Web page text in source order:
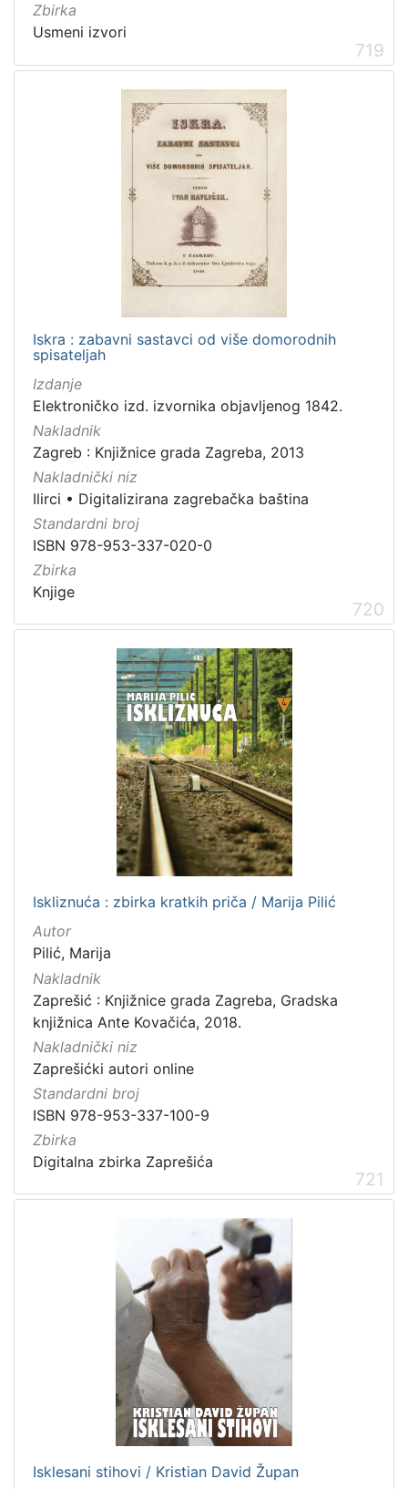
Zbirka
Usmeni izvori
719
Iskra : zabavni sastavci od više domorodnih
spisateljah
Izdanje
Elektroničko izd. izvornika objavljenog 1842.
Nakladnik
Zagreb : Knjižnice grada Zagreba, 2013
Nakladnički niz
Ilirci • Digitalizirana zagrebačka baština
Standardni broj
ISBN 978-953-337-020-0
Zbirka
Knjige
720
Iskliznuća : zbirka kratkih priča / Marija Pilić
Autor
Pilić, Marija
Nakladnik
Zaprešić : Knjižnice grada Zagreba, Gradska
knjižnica Ante Kovačića, 2018.
Nakladnički niz
Zaprešićki autori online
Standardni broj
ISBN 978-953-337-100-9
Zbirka
Digitalna zbirka Zaprešića
721
Isklesani stihovi / Kristian David Župan